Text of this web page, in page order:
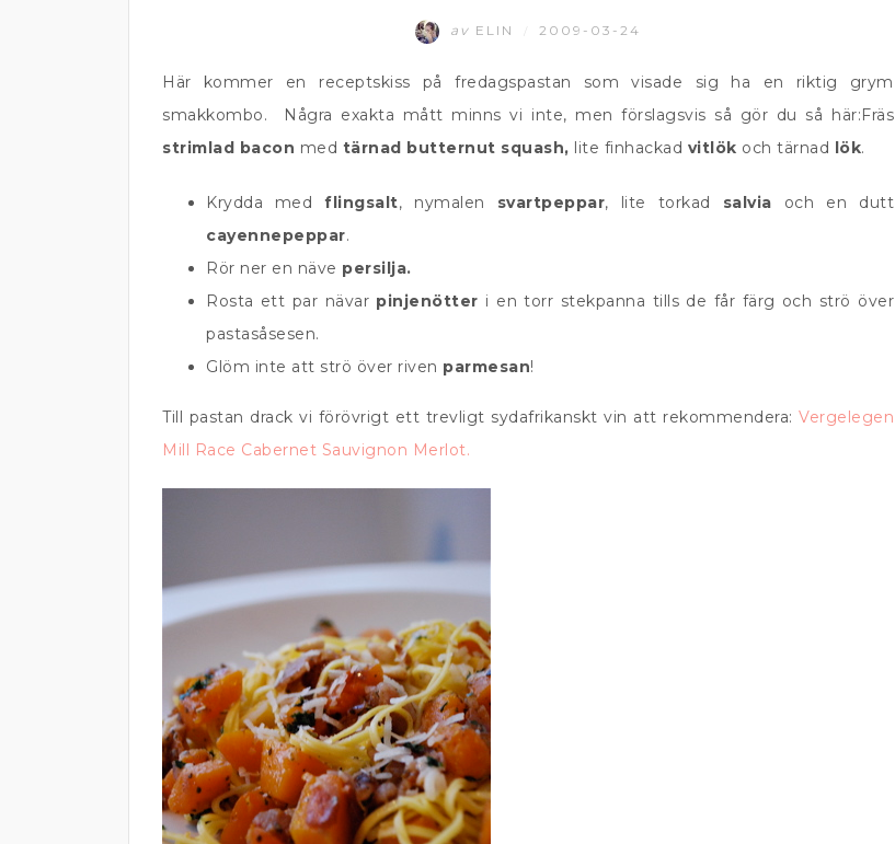
av ELIN 2009-03-24
Här kommer en receptskiss på fredagspastan som visade sig ha en riktig grym
smakkombo. Några exakta mått minns vi inte, men förslagsvis så gör du så här:Fräs
strimlad bacon med tärnad butternut squash, lite finhackad vitlök och tärnad lök.
Krydda medflingsalt, nymalen svartpeppar, lite torkad salvia och en dutt
cayennepeppar.
Rör ner en näve persilja.
Rosta ett par nävar pinjenötter i en torr stekpanna tills de får färg och strö över
pastasåsesen.
Glöm inte att strö över riven parmesan!
Till pastan drack vi förövrigt ett trevligt sydafrikanskt vin att rekommendera: Vergelegen
Mill Race Cabernet Sauvignon Merlot.